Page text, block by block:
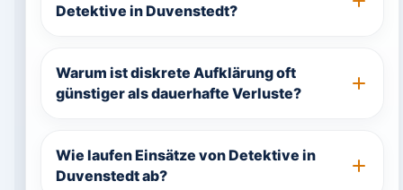
Detektive in Duvenstedt?
Warum ist diskrete Aufklärung oft
günstiger als dauerhafte Verluste?
Wie laufen Einsätze von Detektive in
Duvenstedt ab?